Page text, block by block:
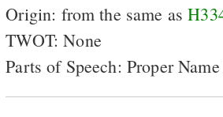
Origin: from the same as
TWOT: None
Parts of Speech: Proper